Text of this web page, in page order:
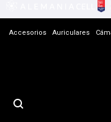
Accesorios Auriculares